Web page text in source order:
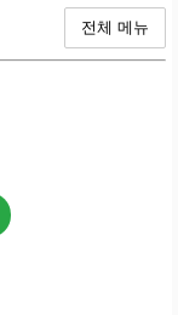
전체 메뉴